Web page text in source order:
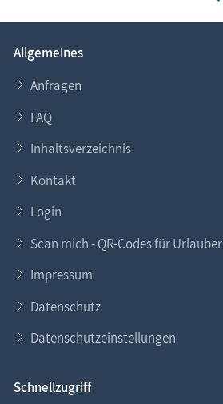
Allgemeines
Anfragen
FAQ
Inhaltsverzeichnis
Kontakt
Login
Scan mich - QR-Codes für Urlauber
Impressum
Datenschutz
Datenschutzeinstellungen
Schnellzugriff